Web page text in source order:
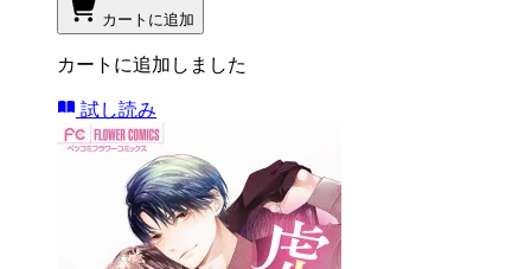
カートに追加
カートに追加しました
試し読み